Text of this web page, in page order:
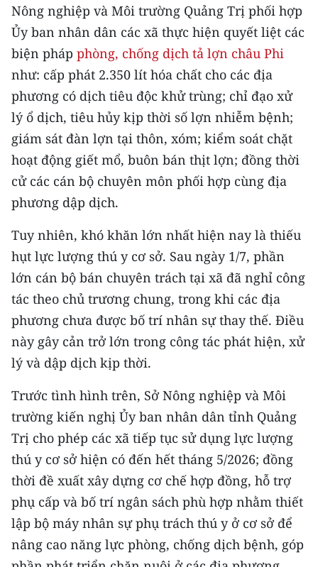
Media Du lịch
Media Thế giới
Media Thể thao
Media Giáo dục
Media Y tế
Media Khoa học - Công nghệ
Media Môi trường
Infographic
TIN MỚI
TIN ĐỊA PHƯƠNG
Trung du và miền núi phía Bắc
Đồng bằng sông Hồng
Bắc Trung Bộ
Duyên hải Nam Trung Bộ và Tây
Nguyên
Đông Nam Bộ
Đồng bằng sông Cửu Long
Nông nghiệp và Môi trường Quảng Trị phối hợp
Ủy ban nhân dân các xã thực hiện quyết liệt các
biện pháp phòng, chống dịch tả lợn châu Phi
như: cấp phát 2.350 lít hóa chất cho các địa
phương có dịch tiêu độc khử trùng; chỉ đạo xử
lý ổ dịch, tiêu hủy kịp thời số lợn nhiễm bệnh;
giám sát đàn lợn tại thôn, xóm; kiểm soát chặt
hoạt động giết mổ, buôn bán thịt lợn; đồng thời
cử các cán bộ chuyên môn phối hợp cùng địa
phương dập dịch.
Tuy nhiên, khó khăn lớn nhất hiện nay là thiếu
hụt lực lượng thú y cơ sở. Sau ngày 1/7, phần
lớn cán bộ bán chuyên trách tại xã đã nghỉ công
tác theo chủ trương chung, trong khi các địa
phương chưa được bố trí nhân sự thay thế. Điều
này gây cản trở lớn trong công tác phát hiện, xử
lý và dập dịch kịp thời.
Trước tình hình trên, Sở Nông nghiệp và Môi
trường kiến nghị Ủy ban nhân dân tỉnh Quảng
Trị cho phép các xã tiếp tục sử dụng lực lượng
thú y cơ sở hiện có đến hết tháng 5/2026; đồng
thời đề xuất xây dựng cơ chế hợp đồng, hỗ trợ
phụ cấp và bố trí ngân sách phù hợp nhằm thiết
lập bộ máy nhân sự phụ trách thú y ở cơ sở để
nâng cao năng lực phòng, chống dịch bệnh, góp